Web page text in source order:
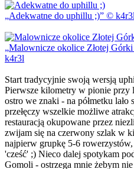
Adekwatne do uphillu ;) © k4r3l
Malownicze okolice Złotej
k4r3l
Start tradycyjnie swoją wersją
Pierwsze kilometry w pionie przy
ostro we znaki - na półmetku
przełęczy wszelkie możliwe
restauracją okupowane przez
zwijam się na czerwony szlak w
najpierw grupkę 5-6
'cześć' ;) Nieco dalej spotykam
Gomoli - ostrzega mnie żebym